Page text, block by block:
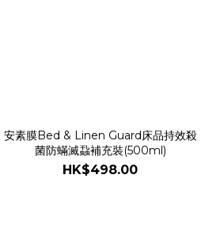
安素膜Bed & Linen Guard床品持效殺
菌防蟎滅蝨補充裝(500ml)
HK$498.00